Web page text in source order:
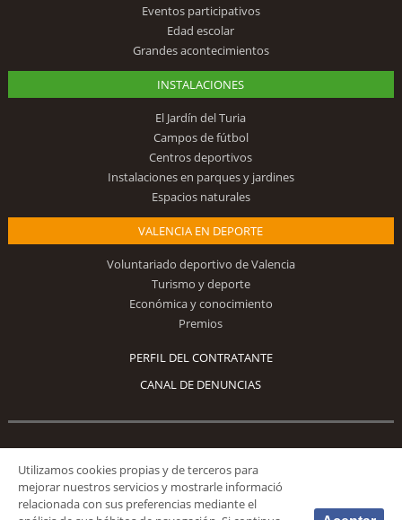
Eventos participativos
Edad escolar
Grandes acontecimientos
INSTALACIONES
El Jardín del Turia
Campos de fútbol
Centros deportivos
Instalaciones en parques y jardines
Espacios naturales
VALENCIA EN DEPORTE
Voluntariado deportivo de Valencia
Turismo y deporte
Económica y conocimiento
Premios
PERFIL DEL CONTRATANTE
CANAL DE DENUNCIAS
Utilizamos cookies propias y de terceros para
mejorar nuestros servicios y mostrarle informació
relacionada con sus preferencias mediante el